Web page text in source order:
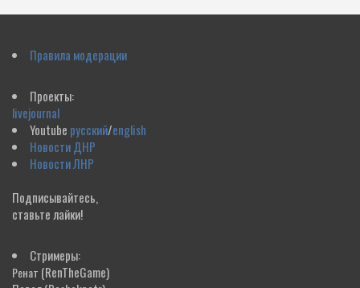
Правила модерации
Проекты:
livejournal
Youtube русский/english
Новости ДНР
Новости ЛНР
Подписывайтесь,
ставьте лайки!
Стримеры:
Ренат (RenTheGame)